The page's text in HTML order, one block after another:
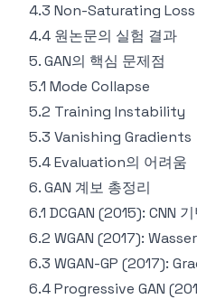
4.3 Non-Saturating Loss
4.4 원논문의 실험 결과
5. GAN의 핵심 문제점
5.1 Mode Collapse
5.2 Training Instability
5.3 Vanishing Gradients
5.4 Evaluation의 어려움
6. GAN 계보 총정리
6.1 DCGAN (2015): CNN
6.2 WGAN (2017):
6.3 WGAN-GP (2017):
6.4 Progressive GAN